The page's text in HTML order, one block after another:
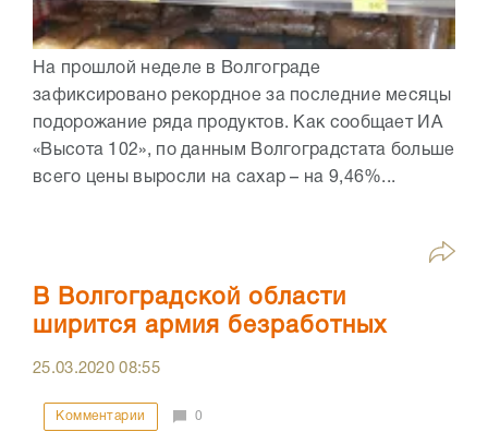
На прошлой неделе в Волгограде
зафиксировано рекордное за последние месяцы
подорожание ряда продуктов. Как сообщает ИА
«Высота 102», по данным Волгоградстата больше
всего цены выросли на сахар – на 9,46%...
В Волгоградской области
ширится армия безработных
25.03.202008:55
Комментарии 0